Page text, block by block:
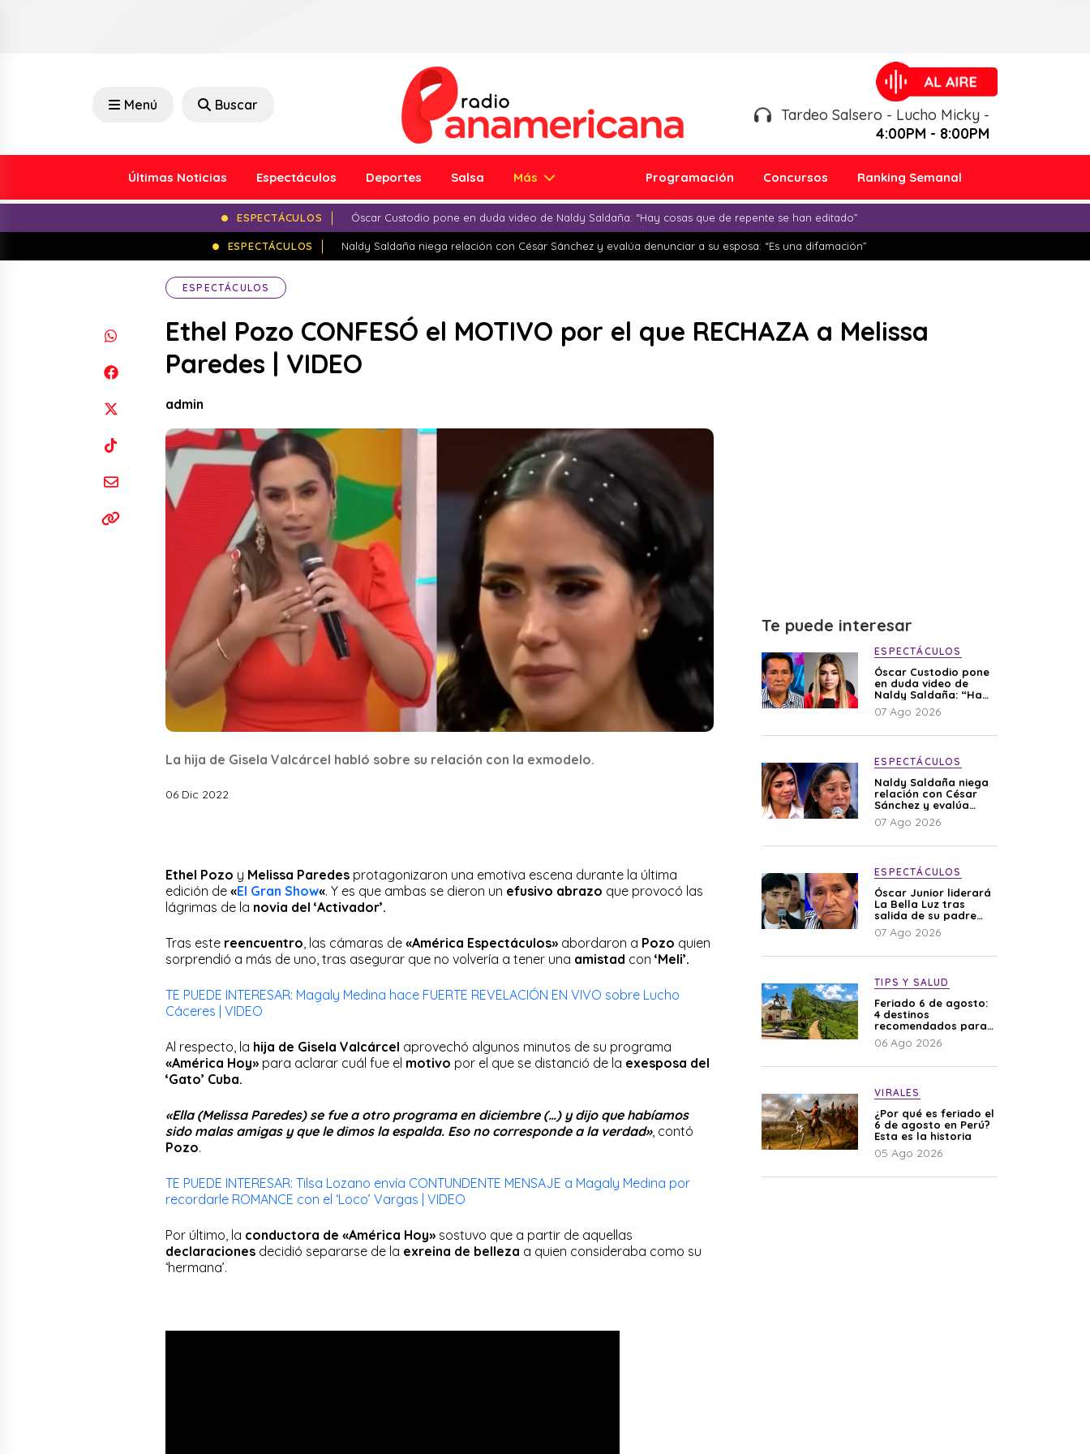
Menú Buscar
Tardeo Salsero - Lucho Micky -
4:00PM - 8:00PM
Últimas Noticias Espectáculos Deportes Salsa Más Programación Concursos Ranking Semanal
ESPECTÁCULOS Óscar Custodio pone en duda video de Naldy Saldaña: “Hay cosas que de repente se han editado”
ESPECTÁCULOS Naldy Saldaña niega relación con César Sánchez y evalúa denunciar a su esposa: “Es una difamación”
ESPECTÁCULOS
Ethel Pozo CONFESÓ el MOTIVO por el que RECHAZA a Melissa
Paredes | VIDEO
admin
La hija de Gisela Valcárcel habló sobre su relación con la exmodelo.
06 Dic 2022
Ethel Pozo y Melissa Paredes protagonizaron una emotiva escena durante la última
edición de «El Gran Show«. Y es que ambas se dieron un efusivo abrazo que provocó las
lágrimas de la novia del ‘Activador’.
Tras este reencuentro , las cámaras de «América Espectáculos» abordaron a Pozo quien
sorprendió a más de uno, tras asegurar que no volvería a tener una amistad con ‘Meli’.
TE PUEDE INTERESAR: Magaly Medina hace FUERTE REVELACIÓN EN VIVO sobre Lucho
Cáceres | VIDEO
Al respecto, la hija de Gisela Valcárcel aprovechó algunos minutos de su programa
«América Hoy» para aclarar cuál fue el motivo por el que se distanció de la exesposa del
‘Gato’ Cuba.
«Ella (Melissa Paredes) se fue a otro programa en diciembre (…) y dijo que habíamos
sido malas amigas y que le dimos la espalda. Eso no corresponde a la verdad», contó
Pozo.
TE PUEDE INTERESAR: Tilsa Lozano envía CONTUNDENTE MENSAJE a Magaly Medina por
recordarle ROMANCE con el ‘Loco’ Vargas | VIDEO
Por último, la conductora de «América Hoy» sostuvo que a partir de aquellas
declaraciones decidió separarse de la exreina de belleza a quien consideraba como su
‘hermana’.
Te puede interesar
ESPECTÁCULOS
Óscar Custodio pone
en duda video de
Naldy Saldaña: “Hay
cosas que de repente
se han editado”
07 Ago 2026
ESPECTÁCULOS
Naldy Saldaña niega
relación con César
Sánchez y evalúa
denunciar a su
esposa: “Es una
07 Ago 2026
ESPECTÁCULOS
Óscar Junior liderará
La Bella Luz tras
salida de su padre
por polémica con
Naldy Saldaña
07 Ago 2026
TIPS Y SALUD
Feriado 6 de agosto:
4 destinos
recomendados para
disfrutar el descanso
06 Ago 2026
VIRALES
¿Por qué es feriado el
6 de agosto en Perú?
Esta es la historia
05 Ago 2026